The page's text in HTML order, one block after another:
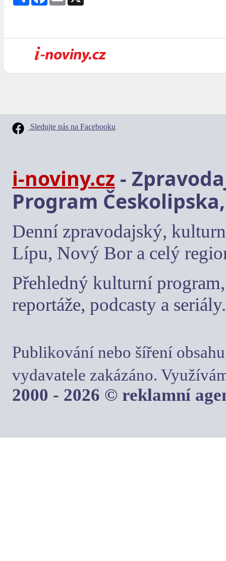
Sledujte nás na Facebooku
i-noviny.cz -
Program
Denní zpravodajský,
Lípu, Nový Bor a celý
Přehledný kulturní
reportáže, podcasty a seriály.
Publikování nebo šíření
vydavatele zakázáno.
2000 - 2026 © reklamní